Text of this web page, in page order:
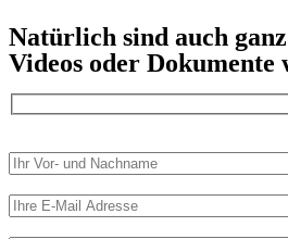
Natürlich sind auch
Videos oder Dokumente